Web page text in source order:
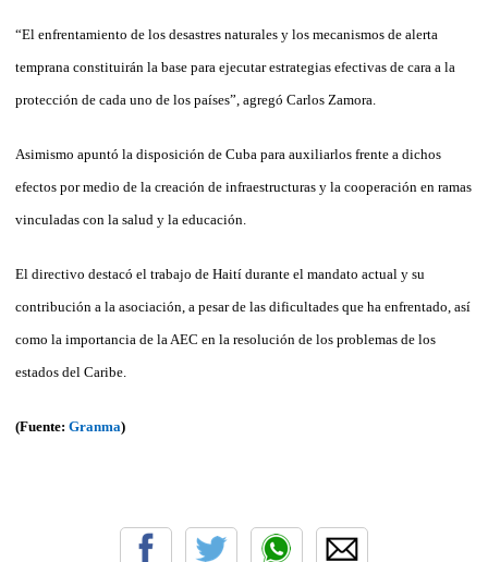
“El enfrentamiento de los desastres naturales y los mecanismos de alerta
temprana cons­tituirán la base para ejecutar estrategias efectivas de cara a la
protección de cada uno de los países”, agregó Carlos Zamora.
Asimismo apuntó la disposición de Cuba para auxiliarlos frente a dichos
efectos por medio de la creación de infraestructuras y la cooperación en ramas
vinculadas con la salud y la educación.
El directivo destacó el trabajo de Haití durante el mandato actual y su
contribución a la asociación, a pesar de las dificultades que ha enfrentado, así
como la importancia de la AEC en la resolución de los problemas de los
estados del Caribe.
(Fuente: Granma)